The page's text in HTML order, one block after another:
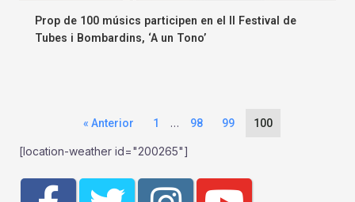
Prop de 100 músics participen en el II Festival de
Tubes i Bombardins, ‘A un Tono’
« Anterior 1 … 98 99 100
[location-weather id="200265"]